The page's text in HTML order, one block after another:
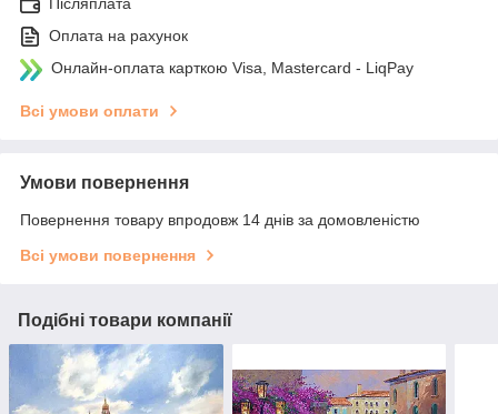
Післяплата
Оплата на рахунок
Онлайн-оплата карткою Visa, Mastercard - LiqPay
Всі умови оплати
Умови повернення
Повернення товару впродовж 14 днів за домовленістю
Всі умови повернення
Подібні товари компанії